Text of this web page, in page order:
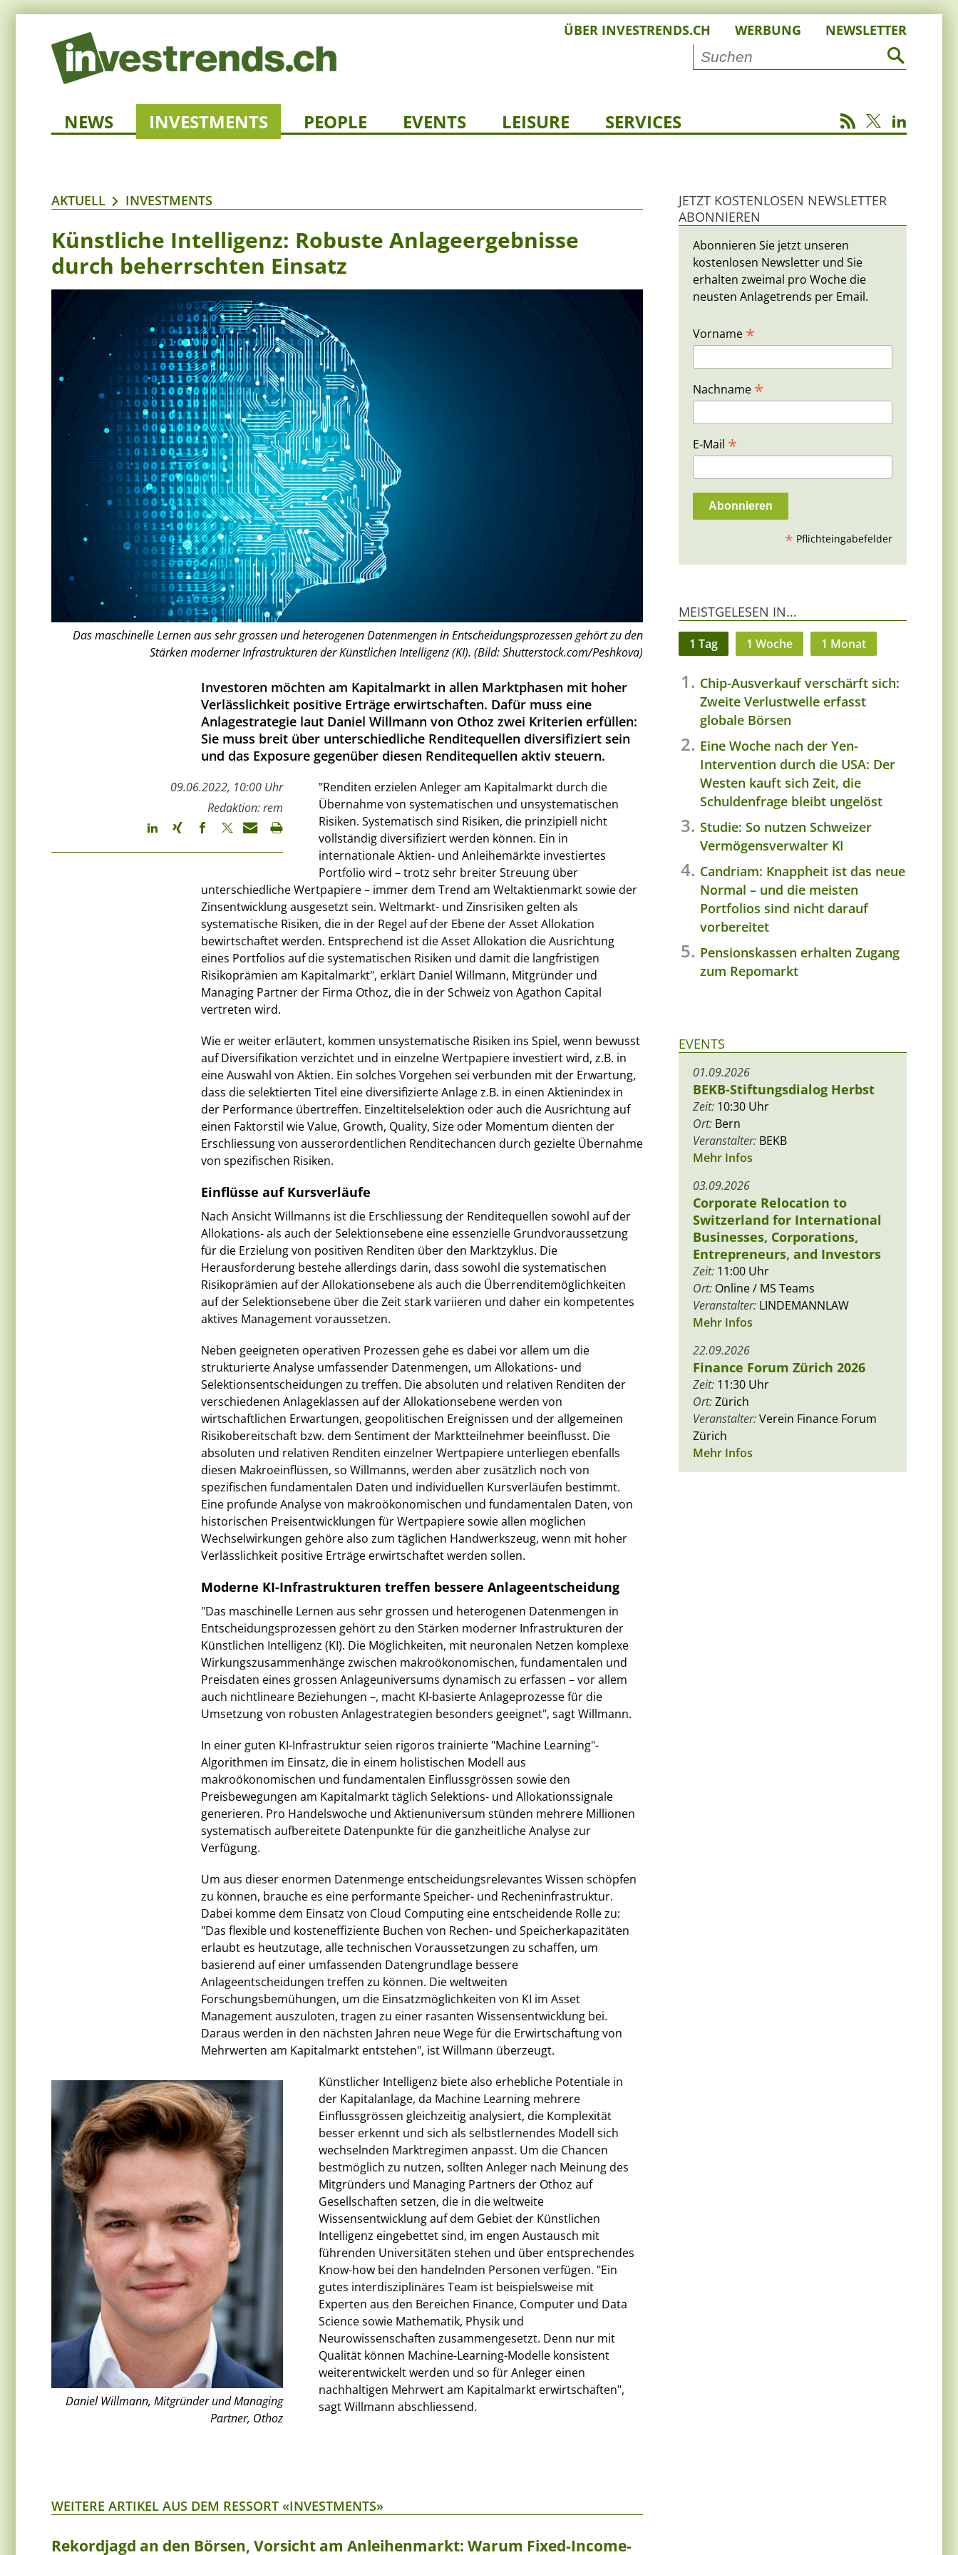
ÜBER INVESTRENDS.CH WERBUNG NEWSLETTER
NEWS INVESTMENTS PEOPLE EVENTS LEISURE SERVICES
AKTUELL INVESTMENTS
Künstliche Intelligenz: Robuste Anlageergebnisse
durch beherrschten Einsatz
Das maschinelle Lernen aus sehr grossen und heterogenen Datenmengen in Entscheidungsprozessen gehört zu den
Stärken moderner Infrastrukturen der Künstlichen Intelligenz (KI). (Bild: Shutterstock.com/Peshkova)
Investoren möchten am Kapitalmarkt in allen Marktphasen mit hoher
Verlässlichkeit positive Erträge erwirtschaften. Dafür muss eine
Anlagestrategie laut Daniel Willmann von Othoz zwei Kriterien erfüllen:
Sie muss breit über unterschiedliche Renditequellen diversifiziert sein
und das Exposure gegenüber diesen Renditequellen aktiv steuern.
09.06.2022, 10:00 Uhr
Redaktion: rem
"Renditen erzielen Anleger am Kapitalmarkt durch die
Übernahme von systematischen und unsystematischen
Risiken. Systematisch sind Risiken, die prinzipiell nicht
vollständig diversifiziert werden können. Ein in
internationale Aktien- und Anleihemärkte investiertes
Portfolio wird – trotz sehr breiter Streuung über
unterschiedliche Wertpapiere – immer dem Trend am Weltaktienmarkt sowie der
Zinsentwicklung ausgesetzt sein. Weltmarkt- und Zinsrisiken gelten als
systematische Risiken, die in der Regel auf der Ebene der Asset Allokation
bewirtschaftet werden. Entsprechend ist die Asset Allokation die Ausrichtung
eines Portfolios auf die systematischen Risiken und damit die langfristigen
Risikoprämien am Kapitalmarkt", erklärt Daniel Willmann, Mitgründer und
Managing Partner der Firma Othoz, die in der Schweiz von Agathon Capital
vertreten wird.
Wie er weiter erläutert, kommen unsystematische Risiken ins Spiel, wenn bewusst
auf Diversifikation verzichtet und in einzelne Wertpapiere investiert wird, z.B. in
eine Auswahl von Aktien. Ein solches Vorgehen sei verbunden mit der Erwartung,
dass die selektierten Titel eine diversifizierte Anlage z.B. in einen Aktienindex in
der Performance übertreffen. Einzeltitelselektion oder auch die Ausrichtung auf
einen Faktorstil wie Value, Growth, Quality, Size oder Momentum dienten der
Erschliessung von ausserordentlichen Renditechancen durch gezielte Übernahme
von spezifischen Risiken.
Einflüsse auf Kursverläufe
Nach Ansicht Willmanns ist die Erschliessung der Renditequellen sowohl auf der
Allokations- als auch der Selektionsebene eine essenzielle Grundvoraussetzung
für die Erzielung von positiven Renditen über den Marktzyklus. Die
Herausforderung bestehe allerdings darin, dass sowohl die systematischen
Risikoprämien auf der Allokationsebene als auch die Überrenditemöglichkeiten
auf der Selektionsebene über die Zeit stark variieren und daher ein kompetentes
aktives Management voraussetzen.
Neben geeigneten operativen Prozessen gehe es dabei vor allem um die
strukturierte Analyse umfassender Datenmengen, um Allokations- und
Selektionsentscheidungen zu treffen. Die absoluten und relativen Renditen der
verschiedenen Anlageklassen auf der Allokationsebene werden von
wirtschaftlichen Erwartungen, geopolitischen Ereignissen und der allgemeinen
Risikobereitschaft bzw. dem Sentiment der Marktteilnehmer beeinflusst. Die
absoluten und relativen Renditen einzelner Wertpapiere unterliegen ebenfalls
diesen Makroeinflüssen, so Willmanns, werden aber zusätzlich noch von
spezifischen fundamentalen Daten und individuellen Kursverläufen bestimmt.
Eine profunde Analyse von makroökonomischen und fundamentalen Daten, von
historischen Preisentwicklungen für Wertpapiere sowie allen möglichen
Wechselwirkungen gehöre also zum täglichen Handwerkszeug, wenn mit hoher
Verlässlichkeit positive Erträge erwirtschaftet werden sollen.
Moderne KI-Infrastrukturen treffen bessere Anlageentscheidung
"Das maschinelle Lernen aus sehr grossen und heterogenen Datenmengen in
Entscheidungsprozessen gehört zu den Stärken moderner Infrastrukturen der
Künstlichen Intelligenz (KI). Die Möglichkeiten, mit neuronalen Netzen komplexe
Wirkungszusammenhänge zwischen makroökonomischen, fundamentalen und
Preisdaten eines grossen Anlageuniversums dynamisch zu erfassen – vor allem
auch nichtlineare Beziehungen –, macht KI-basierte Anlageprozesse für die
Umsetzung von robusten Anlagestrategien besonders geeignet", sagt Willmann.
In einer guten KI-Infrastruktur seien rigoros trainierte "Machine Learning"-
Algorithmen im Einsatz, die in einem holistischen Modell aus
makroökonomischen und fundamentalen Einflussgrössen sowie den
Preisbewegungen am Kapitalmarkt täglich Selektions- und Allokationssignale
generieren. Pro Handelswoche und Aktienuniversum stünden mehrere Millionen
systematisch aufbereitete Datenpunkte für die ganzheitliche Analyse zur
Verfügung.
Um aus dieser enormen Datenmenge entscheidungsrelevantes Wissen schöpfen
zu können, brauche es eine performante Speicher- und Recheninfrastruktur.
Dabei komme dem Einsatz von Cloud Computing eine entscheidende Rolle zu:
"Das flexible und kosteneffiziente Buchen von Rechen- und Speicherkapazitäten
erlaubt es heutzutage, alle technischen Voraussetzungen zu schaffen, um
basierend auf einer umfassenden Datengrundlage bessere
Anlageentscheidungen treffen zu können. Die weltweiten
Forschungsbemühungen, um die Einsatzmöglichkeiten von KI im Asset
Management auszuloten, tragen zu einer rasanten Wissensentwicklung bei.
Daraus werden in den nächsten Jahren neue Wege für die Erwirtschaftung von
Mehrwerten am Kapitalmarkt entstehen", ist Willmann überzeugt.
Daniel Willmann, Mitgründer und Managing
Partner, Othoz
Künstlicher Intelligenz biete also erhebliche Potentiale in
der Kapitalanlage, da Machine Learning mehrere
Einflussgrössen gleichzeitig analysiert, die Komplexität
besser erkennt und sich als selbstlernendes Modell sich
wechselnden Marktregimen anpasst. Um die Chancen
bestmöglich zu nutzen, sollten Anleger nach Meinung des
Mitgründers und Managing Partners der Othoz auf
Gesellschaften setzen, die in die weltweite
Wissensentwicklung auf dem Gebiet der Künstlichen
Intelligenz eingebettet sind, im engen Austausch mit
führenden Universitäten stehen und über entsprechendes
Know-how bei den handelnden Personen verfügen. "Ein
gutes interdisziplinäres Team ist beispielsweise mit
Experten aus den Bereichen Finance, Computer und Data
Science sowie Mathematik, Physik und
Neurowissenschaften zusammengesetzt. Denn nur mit
Qualität können Machine-Learning-Modelle konsistent
weiterentwickelt werden und so für Anleger einen
nachhaltigen Mehrwert am Kapitalmarkt erwirtschaften",
sagt Willmann abschliessend.
WEITERE ARTIKEL AUS DEM RESSORT «INVESTMENTS»
Rekordjagd an den Börsen, Vorsicht am Anleihenmarkt: Warum Fixed-Income-
JETZT KOSTENLOSEN NEWSLETTER
ABONNIEREN
Abonnieren Sie jetzt unseren
kostenlosen Newsletter und Sie
erhalten zweimal pro Woche die
neusten Anlagetrends per Email.
Vorname *
Nachname *
E-Mail *
* Pflichteingabefelder
MEISTGELESEN IN...
1 Tag 1 Woche 1 Monat
Chip-Ausverkauf verschärft sich:
Zweite Verlustwelle erfasst
globale Börsen
Eine Woche nach der Yen-
Intervention durch die USA: Der
Westen kauft sich Zeit, die
Schuldenfrage bleibt ungelöst
Studie: So nutzen Schweizer
Vermögensverwalter KI
Candriam: Knappheit ist das neue
Normal – und die meisten
Portfolios sind nicht darauf
vorbereitet
Pensionskassen erhalten Zugang
zum Repomarkt
EVENTS
01.09.2026
BEKB-Stiftungsdialog Herbst
Zeit: 10:30 Uhr
Ort: Bern
Veranstalter: BEKB
Mehr Infos
03.09.2026
Corporate Relocation to
Switzerland for International
Businesses, Corporations,
Entrepreneurs, and Investors
Zeit: 11:00 Uhr
Ort: Online / MS Teams
Veranstalter: LINDEMANNLAW
Mehr Infos
22.09.2026
Finance Forum Zürich 2026
Zeit: 11:30 Uhr
Ort:Zürich
Veranstalter:Verein Finance Forum
Zürich
Mehr Infos